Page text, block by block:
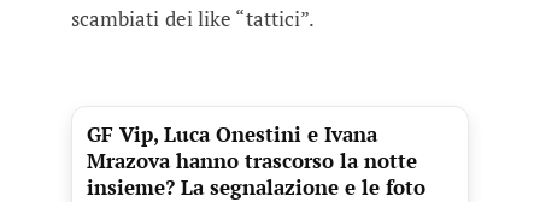
scambiati dei like “tattici”.
GF Vip, Luca Onestini e Ivana
Mrazova hanno trascorso la notte
insieme? La segnalazione e le foto